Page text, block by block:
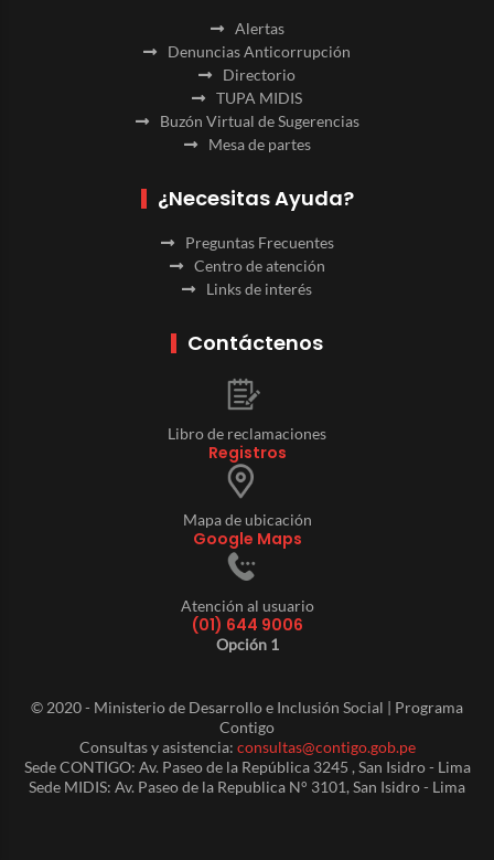
Alertas
Denuncias Anticorrupción
Directorio
TUPA MIDIS
Buzón Virtual de Sugerencias
Mesa de partes
¿Necesitas Ayuda?
Preguntas Frecuentes
Centro de atención
Links de interés
Contáctenos
Libro de reclamaciones
Registros
Mapa de ubicación
Google Maps
Atención al usuario
(01) 644 9006
Opción 1
© 2020 - Ministerio de Desarrollo e Inclusión Social | Programa
Contigo
Consultas y asistencia: consultas@contigo.gob.pe
Sede CONTIGO: Av. Paseo de la República 3245 , San Isidro - Lima
Sede MIDIS: Av. Paseo de la Republica N° 3101, San Isidro - Lima